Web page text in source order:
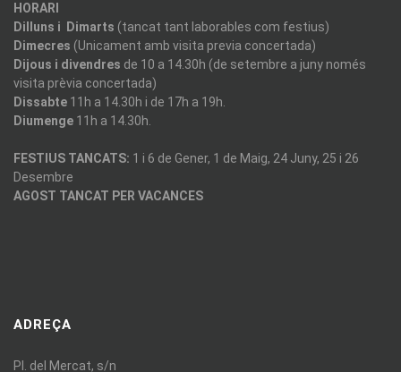
HORARI
Dilluns i Dimarts (tancat tant laborables com festius)
Dimecres (Unicament amb visita previa concertada)
Dijous i divendres de 10 a 14.30h (de setembre a juny només
visita prèvia concertada)
Dissabte 11h a 14.30h i de 17h a 19h.
Diumenge 11h a 14.30h.
FESTIUS TANCATS: 1 i 6 de Gener, 1 de Maig, 24 Juny, 25 i 26
Desembre
AGOST TANCAT PER VACANCES
ADREÇA
Pl. del Mercat, s/n